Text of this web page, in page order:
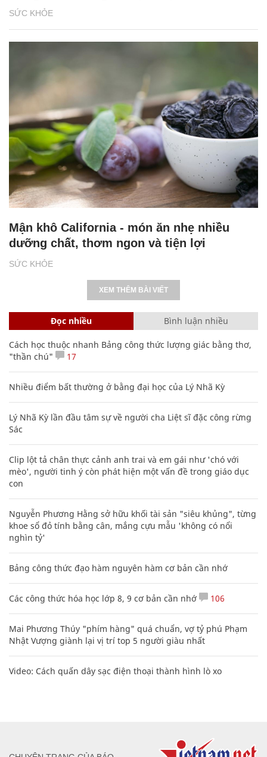
SỨC KHỎE
SỨC KHỎE
Mận khô California - món ăn nhẹ nhiều
dưỡng chất, thơm ngon và tiện lợi
XEM THÊM BÀI VIẾT
Đọc nhiều Bình luận nhiều
Cách học thuộc nhanh Bảng công thức lượng giác bằng thơ,
"thần chú"
17
Nhiều điểm bất thường ở bằng đại học của Lý Nhã Kỳ
Lý Nhã Kỳ lần đầu tâm sự về người cha Liệt sĩ đặc công rừng
Sác
Clip lột tả chân thực cảnh anh trai và em gái như 'chó với
mèo', người tinh ý còn phát hiện một vấn đề trong giáo dục
con
Nguyễn Phương Hằng sở hữu khối tài sản "siêu khủng", từng
khoe sổ đỏ tính bằng cân, mắng cựu mẫu 'không có nổi
nghìn tỷ'
Bảng công thức đạo hàm nguyên hàm cơ bản cần nhớ
Các công thức hóa học lớp 8, 9 cơ bản cần nhớ 106
Mai Phương Thúy "phím hàng" quá chuẩn, vợ tỷ phú Phạm
Nhật Vượng giành lại vị trí top 5 người giàu nhất
Video: Cách quấn dây sạc điện thoại thành hình lò xo